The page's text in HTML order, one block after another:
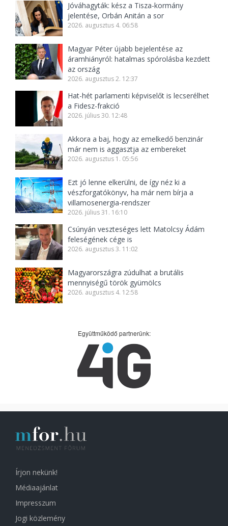
Jóváhagyták: kész a Tisza-kormány
jelentése, Orbán Anitán a sor
2026. augusztus 4. 06:58
Magyar Péter újabb bejelentése az
áramhiányról: hatalmas spórolásba kezdett
az ország
2026. augusztus 2. 12:37
Hat-hét parlamenti képviselőt is lecserélhet
a Fidesz-frakció
2026. július 30. 12:48
Akkora a baj, hogy az emelkedő benzinár
már nem is aggasztja az embereket
2026. augusztus 1. 05:56
Ezt jó lenne elkerülni, de így néz ki a
vészforgatókönyv, ha már nem bírja a
villamosenergia-rendszer
2026. július 31. 16:10
Csúnyán veszteséges lett Matolcsy Ádám
feleségének cége is
2026. augusztus 3. 11:02
Magyarországra zúdulhat a brutális
mennyiségű török gyümölcs
2026. augusztus 4. 12:58
Együttműködő partnerünk:
Írjon nekünk!
Médiaajánlat
Impresszum
Jogi közlemény